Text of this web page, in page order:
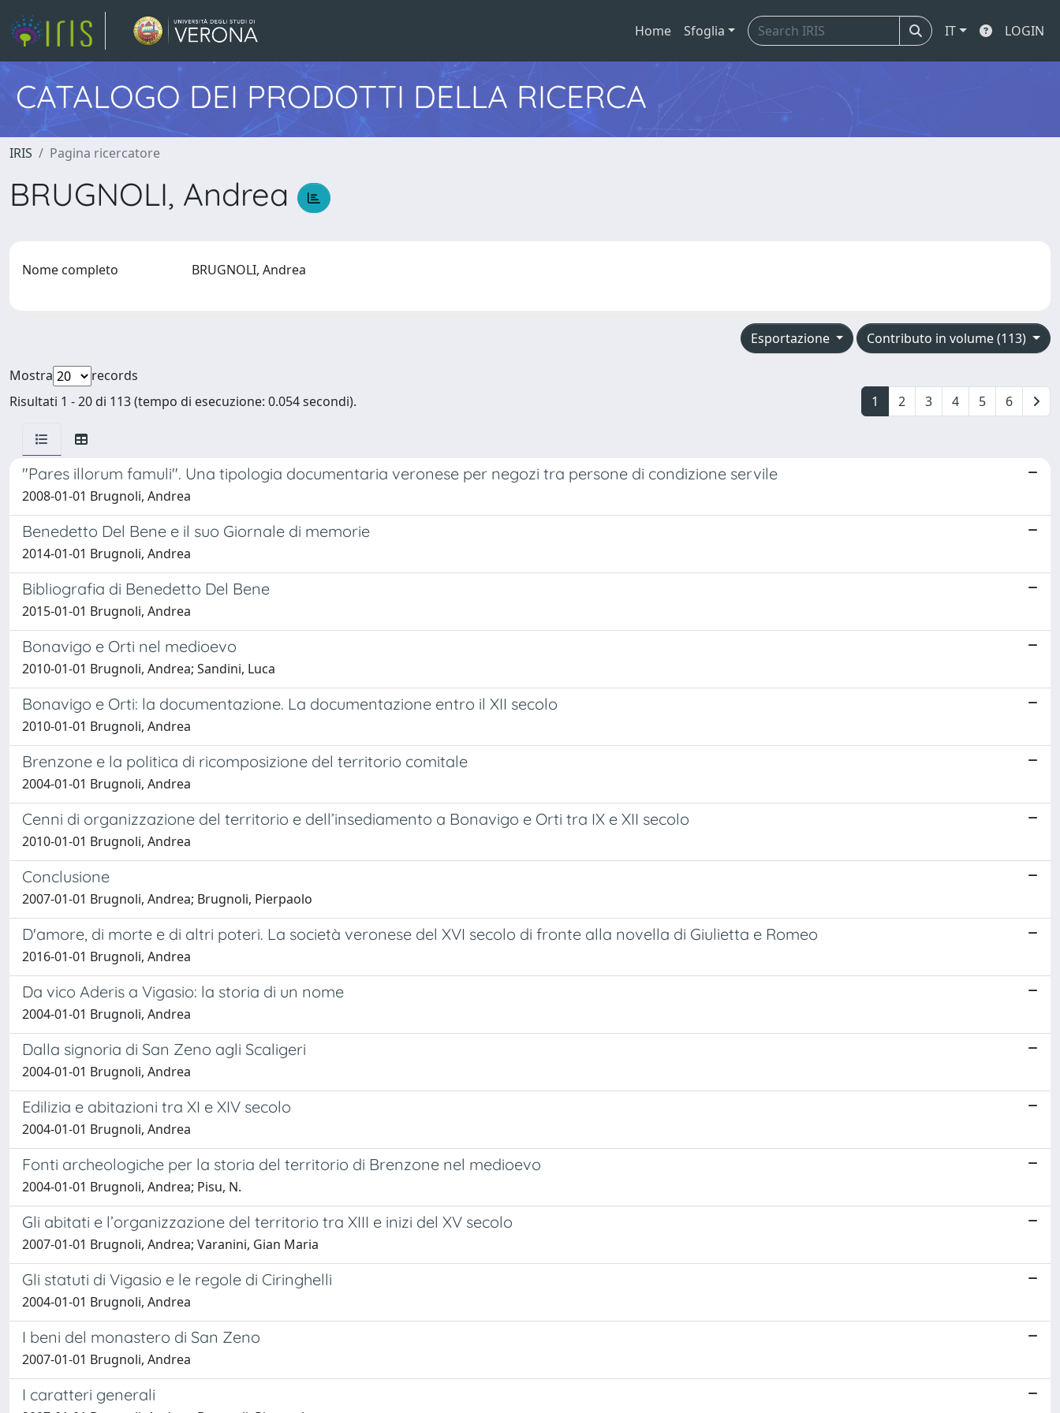
Home Sfoglia IT LOGIN
CATALOGO DEI PRODOTTI DELLA RICERCA
IRIS Pagina ricercatore
BRUGNOLI, Andrea
Nome completo BRUGNOLI, Andrea
Contributo in volume (113)
Esportazione
Mostra
records
Risultati 1 - 20 di 113 (tempo di esecuzione: 0.054 secondi).
1 2 3 4 5 6
"Pares illorum famuli". Una tipologia documentaria veronese per negozi tra persone di condizione servile
2008-01-01 Brugnoli, Andrea
Benedetto Del Bene e il suo Giornale di memorie
2014-01-01 Brugnoli, Andrea
Bibliografia di Benedetto Del Bene
2015-01-01 Brugnoli, Andrea
Bonavigo e Orti nel medioevo
2010-01-01 Brugnoli, Andrea; Sandini, Luca
Bonavigo e Orti: la documentazione. La documentazione entro il XII secolo
2010-01-01 Brugnoli, Andrea
Brenzone e la politica di ricomposizione del territorio comitale
2004-01-01 Brugnoli, Andrea
Cenni di organizzazione del territorio e dell’insediamento a Bonavigo e Orti tra IX e XII secolo
2010-01-01 Brugnoli, Andrea
Conclusione
2007-01-01 Brugnoli, Andrea; Brugnoli, Pierpaolo
D'amore, di morte e di altri poteri. La società veronese del XVI secolo di fronte alla novella di Giulietta e Romeo
2016-01-01 Brugnoli, Andrea
Da vico Aderis a Vigasio: la storia di un nome
2004-01-01 Brugnoli, Andrea
Dalla signoria di San Zeno agli Scaligeri
2004-01-01 Brugnoli, Andrea
Edilizia e abitazioni tra XI e XIV secolo
2004-01-01 Brugnoli, Andrea
Fonti archeologiche per la storia del territorio di Brenzone nel medioevo
2004-01-01 Brugnoli, Andrea; Pisu, N.
Gli abitati e l’organizzazione del territorio tra XIII e inizi del XV secolo
2007-01-01 Brugnoli, Andrea; Varanini, Gian Maria
Gli statuti di Vigasio e le regole di Ciringhelli
2004-01-01 Brugnoli, Andrea
I beni del monastero di San Zeno
2007-01-01 Brugnoli, Andrea
I caratteri generali